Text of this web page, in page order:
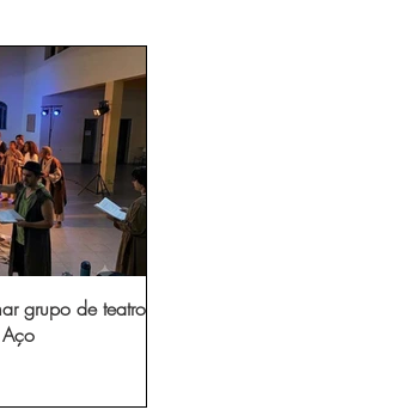
ano pelas vias de Timóteo
grupo de teatro